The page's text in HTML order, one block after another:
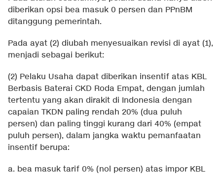
diberikan opsi bea masuk 0 persen dan PPnBM
ditanggung pemerintah.
Pada ayat (2) diubah menyesuaikan revisi di ayat (1),
menjadi sebagai berikut:
(2) Pelaku Usaha dapat diberikan insentif atas KBL
Berbasis Baterai CKD Roda Empat, dengan jumlah
tertentu yang akan dirakit di Indonesia dengan
capaian TKDN paling rendah 20% (dua puluh
persen) dan paling tinggi kurang dari 40% (empat
puluh persen), dalam jangka waktu pemanfaatan
insentif berupa:
a. bea masuk tarif 0% (nol persen) atas impor KBL